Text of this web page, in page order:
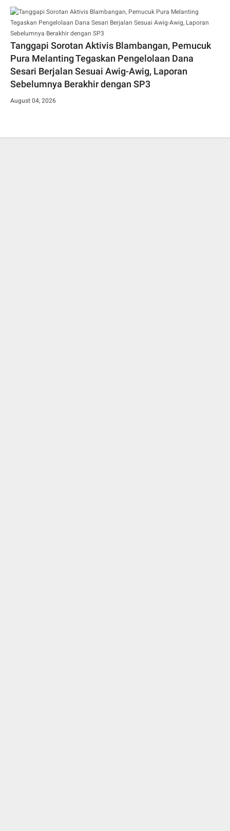
Tanggapi Sorotan Aktivis Blambangan, Pemucuk
Pura Melanting Tegaskan Pengelolaan Dana
Sesari Berjalan Sesuai Awig-Awig, Laporan
Sebelumnya Berakhir dengan SP3
August 04, 2026